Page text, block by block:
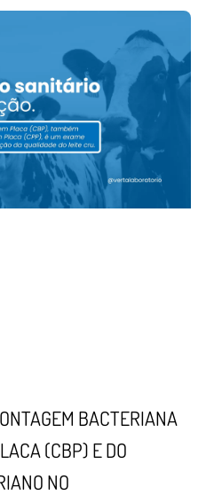
BACTERIANA
(CBP) E DO
NO